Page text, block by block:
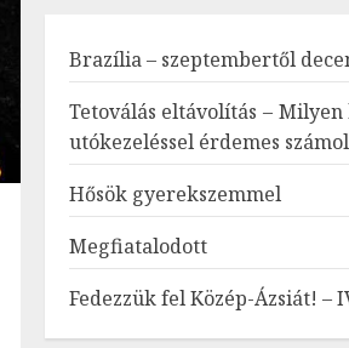
Brazília – szeptembertől
Tetoválás eltávolítás –
utókezeléssel érdemes
Hősök gyerekszemmel
Megfiatalodott
Fedezzük fel Közép-Ázsiát! –